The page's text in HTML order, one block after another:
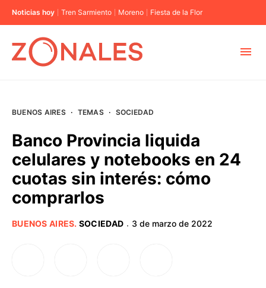
Noticias hoy Tren Sarmiento Moreno Fiesta de la Flor
BUENOS AIRES
PROVINCIAS
BUENOS AIRES · TEMAS · SOCIEDAD
Banco Provincia liquida
celulares y notebooks en 24
cuotas sin interés: cómo
comprarlos
BUENOS AIRES. SOCIEDAD · 3 de marzo de 2022